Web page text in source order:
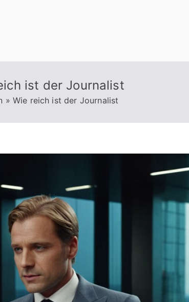
ist der Journalist
» Wie reich ist der Journalist